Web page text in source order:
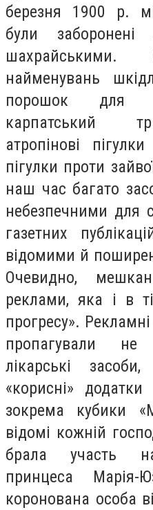
березня 1900 р.
були
шахрайськими.
найменувань
порошок для
карпатський
атропінові
пігулки проти
наш час багато
небезпечними для
газетних
відомими й
Очевидно,
реклами, яка і в
прогресу».
пропагували не
лікарські
«корисні»
зокрема кубики
відомі кожній
брала участь
принцеса
коронована особа